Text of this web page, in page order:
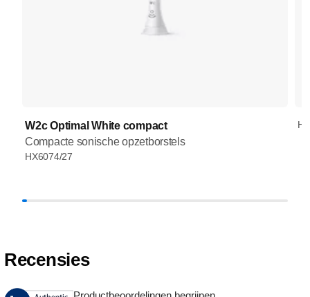
W2c Optimal White compact
Compacte sonische opzetborstels
HX6074/27
Recensies